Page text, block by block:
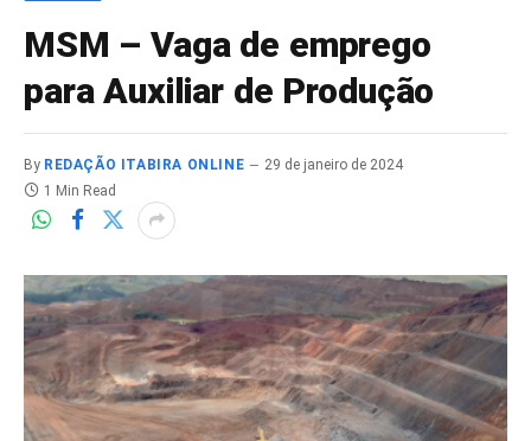
MSM – Vaga de emprego
para Auxiliar de Produção
By REDAÇÃO ITABIRA ONLINE
29 de janeiro de 2024
1 Min Read